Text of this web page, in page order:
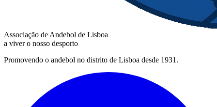
Associação de Andebol de Lisboa
a viver o nosso desporto
Promovendo o andebol no distrito de Lisboa desde 1931.